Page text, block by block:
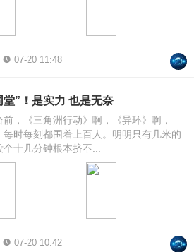
07-20 11:48
堂”！是实力 也是无奈
，《三角洲行动》啊，《异环》啊，
每时每刻都围着上百人。明明只有几米的
十几分钟根本挤不...
07-20 10:42